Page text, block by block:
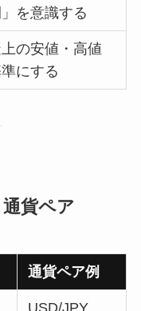
を意識する
の安値・高値
にする
貨ペア
通貨ペア例